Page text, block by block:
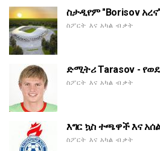
ስታዲየም "Borisov
ስፖርት እና አካል ብቃት
ድሚትሪ Tarasov -
ስፖርት እና አካል ብቃት
እግር ኳስ ተጫዋች እና
ስፖርት እና አካል ብቃት